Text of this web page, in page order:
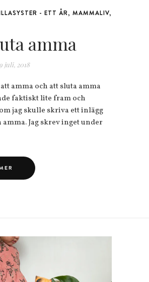
- ETT ÅR, MAMMALIV,
amma
juli, 2018
amma och att sluta amma
faktiskt lite fram och
jag skulle skriva ett inlägg
amma. Jag skrev inget under